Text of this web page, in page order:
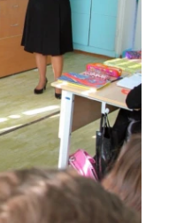
available